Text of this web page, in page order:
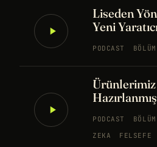
Liseden
Yeni
PODCAST
PODCAST
ZEKA
FELSEFE